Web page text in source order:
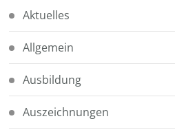
Aktuelles
Allgemein
Ausbildung
Auszeichnungen